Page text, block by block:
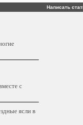
Написать
с
ясли в